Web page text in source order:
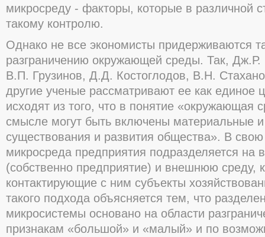
микросреду - факторы, которые в различной
такому контролю.
Однако не все экономисты придерживаются
разграничению окружающей среды. Так,
В.П. Грузинов, Д.Д. Костоглодов, В.Н.
другие ученые рассматривают ее как единое
исходят из того, что в понятие «окружающая
смысле могут быть включены материальные
существования и развития общества». В
микросреда предприятия подразделяется на
(собственно предприятие) и внешнюю среду,
контактирующие с ним субъекты
такого подхода объясняется тем, что
микросистемы основано на области
признакам «большой» и «малый» и по